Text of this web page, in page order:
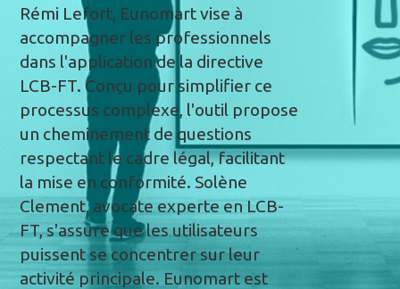
Rémi Lefort, Eunomart vise à
accompagner les professionnels
dans l'application de la directive
LCB-FT. Conçu pour simplifier ce
processus complexe, l'outil propose
un cheminement de questions
respectant le cadre légal, facilitant
la mise en conformité. Solène
Clement, avocate experte en LCB-
FT, s'assure que les utilisateurs
puissent se concentrer sur leur
activité principale. Eunomart est